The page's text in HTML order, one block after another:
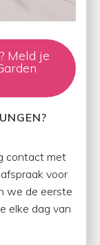
Meld je
contact met
voor
we de eerste
elke dag van